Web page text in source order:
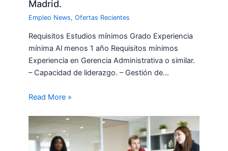
Madrid.
Empleo News,Ofertas Recientes
Requisitos Estudios mínimos Grado Experiencia
mínima Al menos 1 año Requisitos mínimos
Experiencia en Gerencia Administrativa o similar.
– Capacidad de liderazgo. – Gestión de…
Read More »